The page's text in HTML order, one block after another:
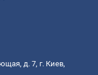
д. 7, г. Киев,